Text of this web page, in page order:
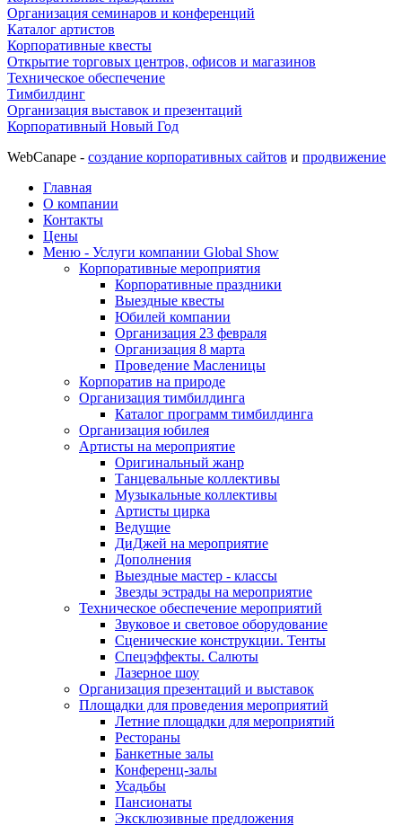
Организация семинаров и конференций
Каталог артистов
Корпоративные квесты
Открытие торговых центров, офисов и магазинов
Техническое обеспечение
Тимбилдинг
Организация выставок и презентаций
Корпоративный Новый Год
WebCanape - создание корпоративных сайтов и продвижение
Главная
О компании
Контакты
Цены
Меню - Услуги компании Global Show
Корпоративные мероприятия
Корпоративные праздники
Выездные квесты
Юбилей компании
Организация 23 февраля
Организация 8 марта
Проведение Масленицы
Корпоратив на природе
Организация тимбилдинга
Каталог программ тимбилдинга
Организация юбилея
Артисты на мероприятие
Оригинальный жанр
Танцевальные коллективы
Музыкальные коллективы
Артисты цирка
Ведущие
ДиДжей на мероприятие
Дополнения
Выездные мастер - классы
Звезды эстрады на мероприятие
Техническое обеспечение мероприятий
Звуковое и световое оборудование
Сценические конструкции. Тенты
Спецэффекты. Салюты
Лазерное шоу
Организация презентаций и выставок
Площадки для проведения мероприятий
Летние площадки для мероприятий
Рестораны
Банкетные залы
Конференц-залы
Усадьбы
Пансионаты
Эксклюзивные предложения